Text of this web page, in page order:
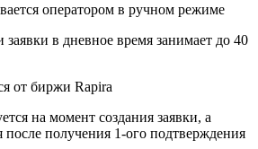
оператором в ручном режиме
заявки в дневное время занимает до 40
от биржи Rapira
на момент создания заявки, а
после получения 1-ого подтверждения